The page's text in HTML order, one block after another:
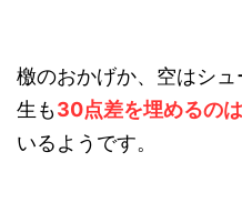
檄のおかげか、空はシ
生も30点差を埋めるの
いるようです。